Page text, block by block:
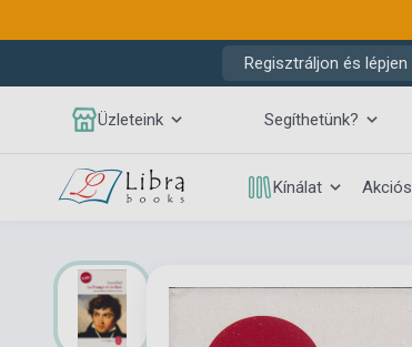
Regisztráljon és
Üzleteink Segíthetünk?
Kínálat